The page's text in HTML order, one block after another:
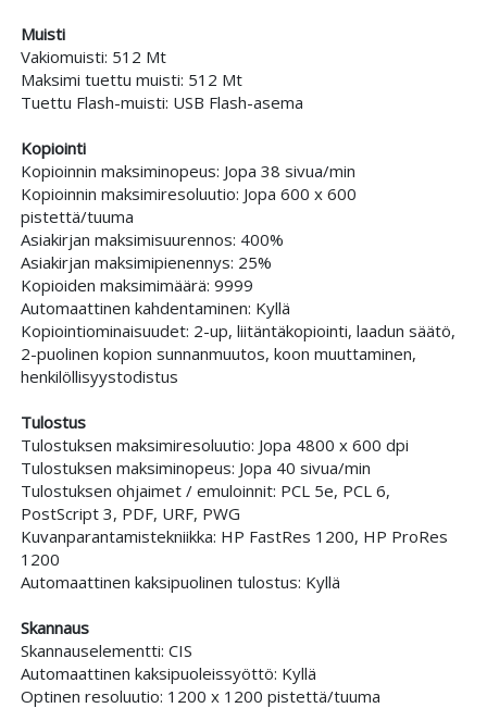
Muisti
Vakiomuisti: 512 Mt
Maksimi tuettu muisti: 512 Mt
Tuettu Flash-muisti: USB Flash-asema
Kopiointi
Kopioinnin maksiminopeus: Jopa 38 sivua/min
Kopioinnin maksimiresoluutio: Jopa 600 x 600
pistettä/tuuma
Asiakirjan maksimisuurennos: 400%
Asiakirjan maksimipienennys: 25%
Kopioiden maksimimäärä: 9999
Automaattinen kahdentaminen: Kyllä
Kopiointiominaisuudet: 2-up, liitäntäkopiointi, laadun säätö,
2-puolinen kopion sunnanmuutos, koon muuttaminen,
henkilöllisyystodistus
Tulostus
Tulostuksen maksimiresoluutio: Jopa 4800 x 600 dpi
Tulostuksen maksiminopeus: Jopa 40 sivua/min
Tulostuksen ohjaimet / emuloinnit: PCL 5e, PCL 6,
PostScript 3, PDF, URF, PWG
Kuvanparantamistekniikka: HP FastRes 1200, HP ProRes
1200
Automaattinen kaksipuolinen tulostus: Kyllä
Skannaus
Skannauselementti: CIS
Automaattinen kaksipuoleissyöttö: Kyllä
Optinen resoluutio: 1200 x 1200 pistettä/tuuma